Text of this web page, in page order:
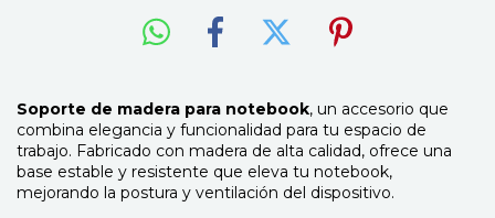
Soporte de madera para notebook, un accesorio que
combina elegancia y funcionalidad para tu espacio de
trabajo. Fabricado con madera de alta calidad, ofrece una
base estable y resistente que eleva tu notebook,
mejorando la postura y ventilación del dispositivo.